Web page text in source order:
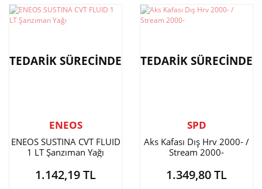
TEDARİK SÜRECİNDE
ENEOS
ENEOS SUSTINA CVT FLUID
1 LT Şanzıman Yağı
1.142,19 TL
TEDARİK SÜRECİNDE
SPD
Aks Kafası Dış Hrv 2000- /
Stream 2000-
1.349,80 TL